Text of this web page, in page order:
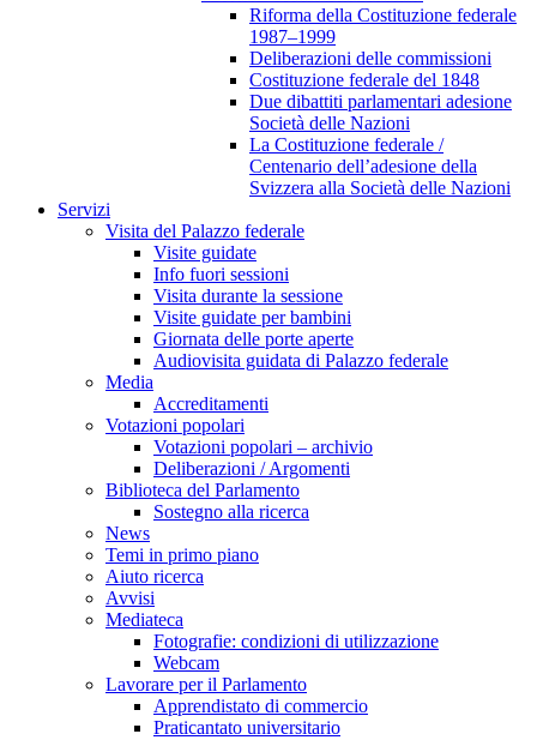
Riforma della Costituzione federale
1987–1999
Deliberazioni delle commissioni
Costituzione federale del 1848
Due dibattiti parlamentari adesione
Società delle Nazioni
La Costituzione federale /
Centenario dell’adesione della
Svizzera alla Società delle Nazioni
Servizi
Visita del Palazzo federale
Visite guidate
Info fuori sessioni
Visita durante la sessione
Visite guidate per bambini
Giornata delle porte aperte
Audiovisita guidata di Palazzo federale
Media
Accreditamenti
Votazioni popolari
Votazioni popolari – archivio
Deliberazioni / Argomenti
Biblioteca del Parlamento
Sostegno alla ricerca
News
Temi in primo piano
Aiuto ricerca
Avvisi
Mediateca
Fotografie: condizioni di utilizzazione
Webcam
Lavorare per il Parlamento
Apprendistato di commercio
Praticantato universitario